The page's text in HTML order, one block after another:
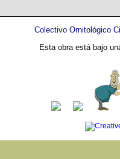
Colectivo Ornitológico
Esta obra está bajo